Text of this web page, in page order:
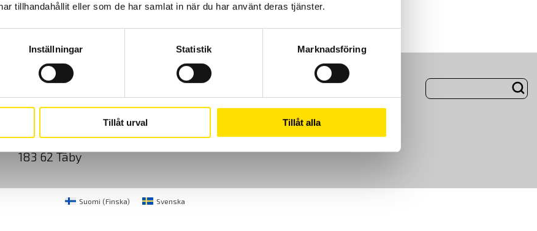
tillhandahållit eller som de har samlat in när du har använt deras tjänster.
Inställningar Statistik Marknadsföring
Tillåt urval Tillåt alla
Cookies Kundundersökning
Om Oss
35
183 62 Täby
08-50 52 68 00
info@camatsystem.com
Suomi (Finska) Svenska